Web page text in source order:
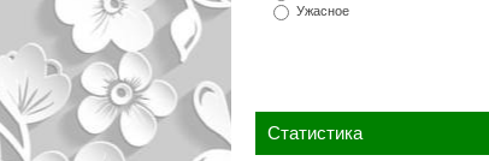
Ужасное
Статистика